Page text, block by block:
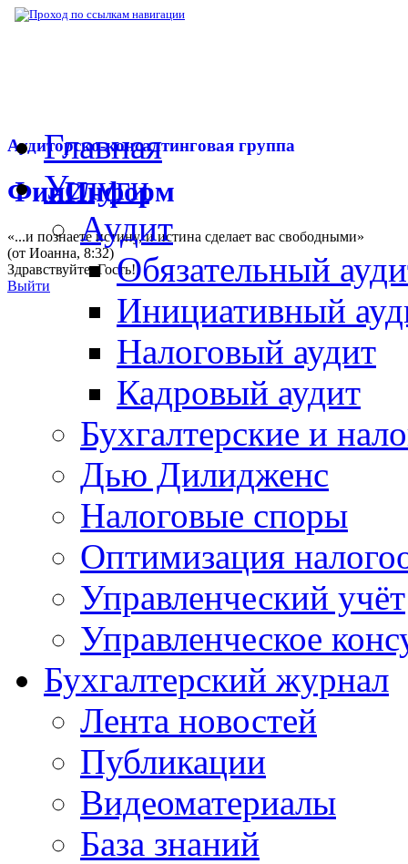
Аудиторско-консалтинговая группа
ФинИнформ
«...и познаете истину, и истина сделает вас свободными»
(от Иоанна, 8:32)
Здравствуйте,Гость!
Выйти
Главная
Услуги
Аудит
Обязательный
Инициативный
Налоговый аудит
Кадровый аудит
Бухгалтерские и
Дью Дилидженс
Налоговые споры
Оптимизация
Управленческий учёт
Управленческое
Бухгалтерский журнал
Лента новостей
Публикации
Видеоматериалы
База знаний